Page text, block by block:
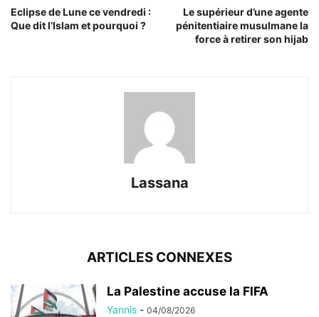
Eclipse de Lune ce vendredi :
Que dit l’Islam et pourquoi ?
Le supérieur d’une agente
pénitentiaire musulmane la
force à retirer son hijab
Lassana
ARTICLES CONNEXES
La Palestine accuse la FIFA
Yannis - 04/08/2026